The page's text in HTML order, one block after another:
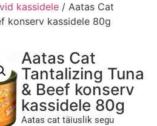
kassidele / Aatas Cat
konserv kassidele 80g
Aatas Cat
Tantalizing Tuna
& Beef konserv
kassidele 80g
Aatas cat täiuslik segu